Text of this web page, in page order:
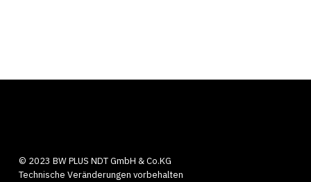
© 2023 BW PLUS NDT GmbH & Co.KG
Technische Veränderungen vorbehalten